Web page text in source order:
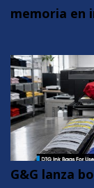
memoria en
G&G lanza